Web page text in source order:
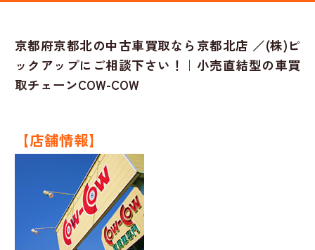
京都府京都北の中古車買取なら京都北店 ／(株)ピ
ックアップにご相談下さい！｜小売直結型の車買
取チェーンCOW-COW
【店舗情報】